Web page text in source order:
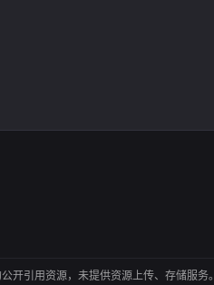
开引用资源，未提供资源上传、存储服务。